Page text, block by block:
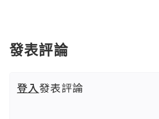
發表評論
登入發表評論